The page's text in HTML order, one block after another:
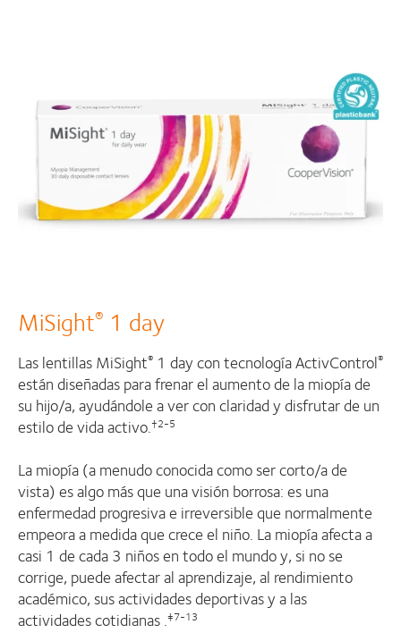
MiSight® 1 day
Las lentillas MiSight® 1 day con tecnología ActivControl®
están diseñadas para frenar el aumento de la miopía de
su hijo/a, ayudándole a ver con claridad y disfrutar de un
estilo de vida activo.†2-5
La miopía (a menudo conocida como ser corto/a de
vista) es algo más que una visión borrosa: es una
enfermedad progresiva e irreversible que normalmente
empeora a medida que crece el niño. La miopía afecta a
casi 1 de cada 3 niños en todo el mundo y, si no se
corrige, puede afectar al aprendizaje, al rendimiento
académico, sus actividades deportivas y a las
actividades cotidianas .‡7-13